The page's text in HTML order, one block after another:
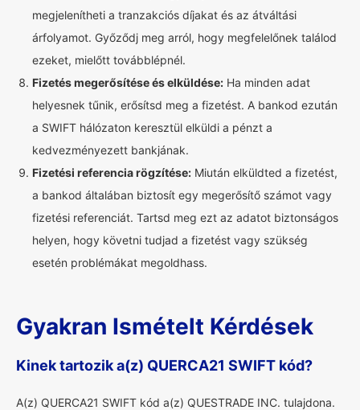
megjelenítheti a tranzakciós díjakat és az átváltási
árfolyamot. Győződj meg arról, hogy megfelelőnek találod
ezeket, mielőtt továbblépnél.
Fizetés megerősítése és elküldése: Ha minden adat
helyesnek tűnik, erősítsd meg a fizetést. A bankod ezután
a SWIFT hálózaton keresztül elküldi a pénzt a
kedvezményezett bankjának.
Fizetési referencia rögzítése: Miután elküldted a fizetést,
a bankod általában biztosít egy megerősítő számot vagy
fizetési referenciát. Tartsd meg ezt az adatot biztonságos
helyen, hogy követni tudjad a fizetést vagy szükség
esetén problémákat megoldhass.
Gyakran Ismételt Kérdések
Kinek tartozik a(z) QUERCA21 SWIFT kód?
A(z) QUERCA21 SWIFT kód a(z) QUESTRADE INC. tulajdona.